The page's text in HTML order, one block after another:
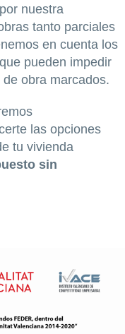
nuestra
tanto parciales
en cuenta los
pueden impedir
obra marcados.
las opciones
tu vivienda
sin